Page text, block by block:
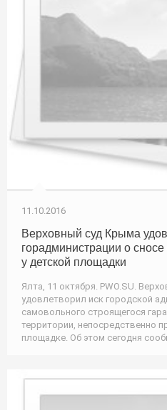
11.10.2016
Верховный суд Крыма
горадминистрации о
у детской площадки
Ялта, 11 октября. PWO.SU.
удовлетворил иск городской
самовольного строящегося
территории, непосредственно
площадке. Об этом сегодня